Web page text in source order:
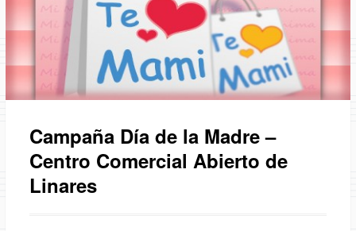
Campaña Día de la Madre –
Centro Comercial Abierto de
Linares